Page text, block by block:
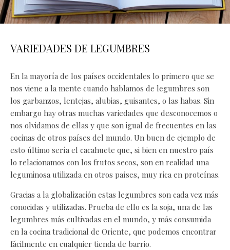
VARIEDADES DE LEGUMBRES
En la mayoría de los países occidentales lo primero que se
nos viene a la mente cuando hablamos de legumbres son
los garbanzos, lentejas, alubias, guisantes, o las habas. Sin
embargo hay otras muchas variedades que desconocemos o
nos olvidamos de ellas y que son igual de frecuentes en las
cocinas de otros países del mundo. Un buen de ejemplo de
esto último sería el cacahuete que, si bien en nuestro país
lo relacionamos con los frutos secos, son en realidad una
leguminosa utilizada en otros países, muy rica en proteínas.
Gracias a la globalización estas legumbres son cada vez más
conocidas y utilizadas. Prueba de ello es la soja, una de las
legumbres más cultivadas en el mundo, y más consumida
en la cocina tradicional de Oriente, que podemos encontrar
fácilmente en cualquier tienda de barrio.